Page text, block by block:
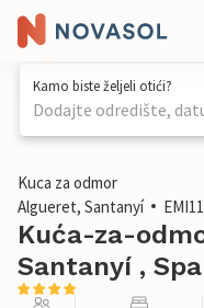
Kamo biste željeli otići?
Dodajte odredište,
1 / 32
Kuca za odmor
Algueret, Santanyí
Kuća-za-
Santanyí ,